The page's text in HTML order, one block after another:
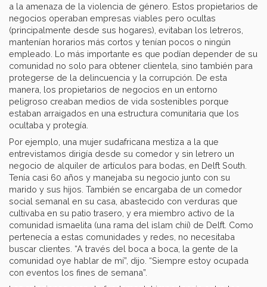
a la amenaza de la violencia de género. Estos propietarios de
negocios operaban empresas viables pero ocultas
(principalmente desde sus hogares), evitaban los letreros,
mantenían horarios más cortos y tenían pocos o ningún
empleado. Lo más importante es que podían depender de su
comunidad no solo para obtener clientela, sino también para
protegerse de la delincuencia y la corrupción. De esta
manera, los propietarios de negocios en un entorno
peligroso creaban medios de vida sostenibles porque
estaban arraigados en una estructura comunitaria que los
ocultaba y protegía.
Por ejemplo, una mujer sudafricana mestiza a la que
entrevistamos dirigía desde su comedor y sin letrero un
negocio de alquiler de artículos para bodas, en Delft South.
Tenía casi 60 años y manejaba su negocio junto con su
marido y sus hijos. También se encargaba de un comedor
social semanal en su casa, abastecido con verduras que
cultivaba en su patio trasero, y era miembro activo de la
comunidad ismaelita (una rama del islam chií) de Delft. Como
pertenecía a estas comunidades y redes, no necesitaba
buscar clientes. “A través del boca a boca, la gente de la
comunidad oye hablar de mí”, dijo. “Siempre estoy ocupada
con eventos los fines de semana”.